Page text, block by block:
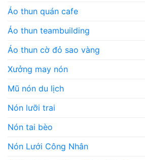
Áo thun quán cafe
Áo thun teambuilding
Áo thun cờ đỏ sao vàng
Xưởng may nón
Mũ nón du lịch
Nón lưỡi trai
Nón tai bèo
Nón Lưới Công Nhân